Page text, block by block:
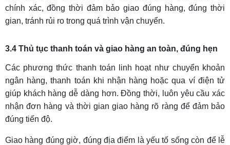
chính xác, đồng thời đảm bảo giao đúng hàng, đúng thời
gian, tránh rủi ro trong quá trình vận chuyển.
3.4 Thủ tục thanh toán và giao hàng an toàn, đúng hẹn
Các phương thức thanh toán linh hoạt như chuyển khoản
ngân hàng, thanh toán khi nhận hàng hoặc qua ví điện tử
giúp khách hàng dễ dàng hơn. Đồng thời, luôn yêu cầu xác
nhận đơn hàng và thời gian giao hàng rõ ràng để đảm bảo
đúng tiến độ.
Giao hàng đúng giờ, đúng địa điểm là yếu tố sống còn để lễ